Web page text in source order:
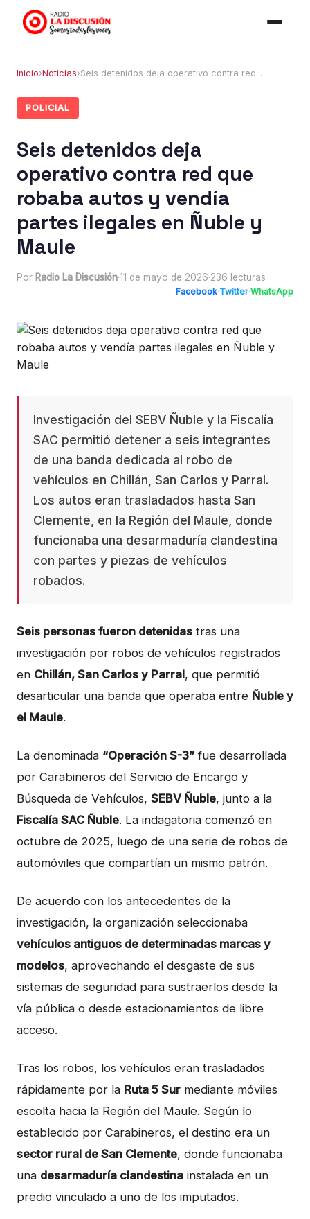
Inicio›Noticias›Seis detenidos deja operativo contra red...
POLICIAL
Seis detenidos deja
operativo contra red que
robaba autos y vendía
partes ilegales en Ñuble y
Maule
Por Radio La Discusión·11 de mayo de 2026·236 lecturas
Facebook·Twitter·WhatsApp
Investigación del SEBV Ñuble y la Fiscalía
SAC permitió detener a seis integrantes
de una banda dedicada al robo de
vehículos en Chillán, San Carlos y Parral.
Los autos eran trasladados hasta San
Clemente, en la Región del Maule, donde
funcionaba una desarmaduría clandestina
con partes y piezas de vehículos
robados.
Seis personas fueron detenidas tras una
investigación por robos de vehículos registrados
en Chillán, San Carlos y Parral, que permitió
desarticular una banda que operaba entre Ñuble y
el Maule.
La denominada “Operación S-3” fue desarrollada
por Carabineros del Servicio de Encargo y
Búsqueda de Vehículos, SEBV Ñuble, junto a la
Fiscalía SAC Ñuble. La indagatoria comenzó en
octubre de 2025, luego de una serie de robos de
automóviles que compartían un mismo patrón.
De acuerdo con los antecedentes de la
investigación, la organización seleccionaba
vehículos antiguos de determinadas marcas y
modelos, aprovechando el desgaste de sus
sistemas de seguridad para sustraerlos desde la
vía pública o desde estacionamientos de libre
acceso.
Tras los robos, los vehículos eran trasladados
rápidamente por la Ruta 5 Sur mediante móviles
escolta hacia la Región del Maule. Según lo
establecido por Carabineros, el destino era un
sector rural de San Clemente, donde funcionaba
una desarmaduría clandestina instalada en un
predio vinculado a uno de los imputados.